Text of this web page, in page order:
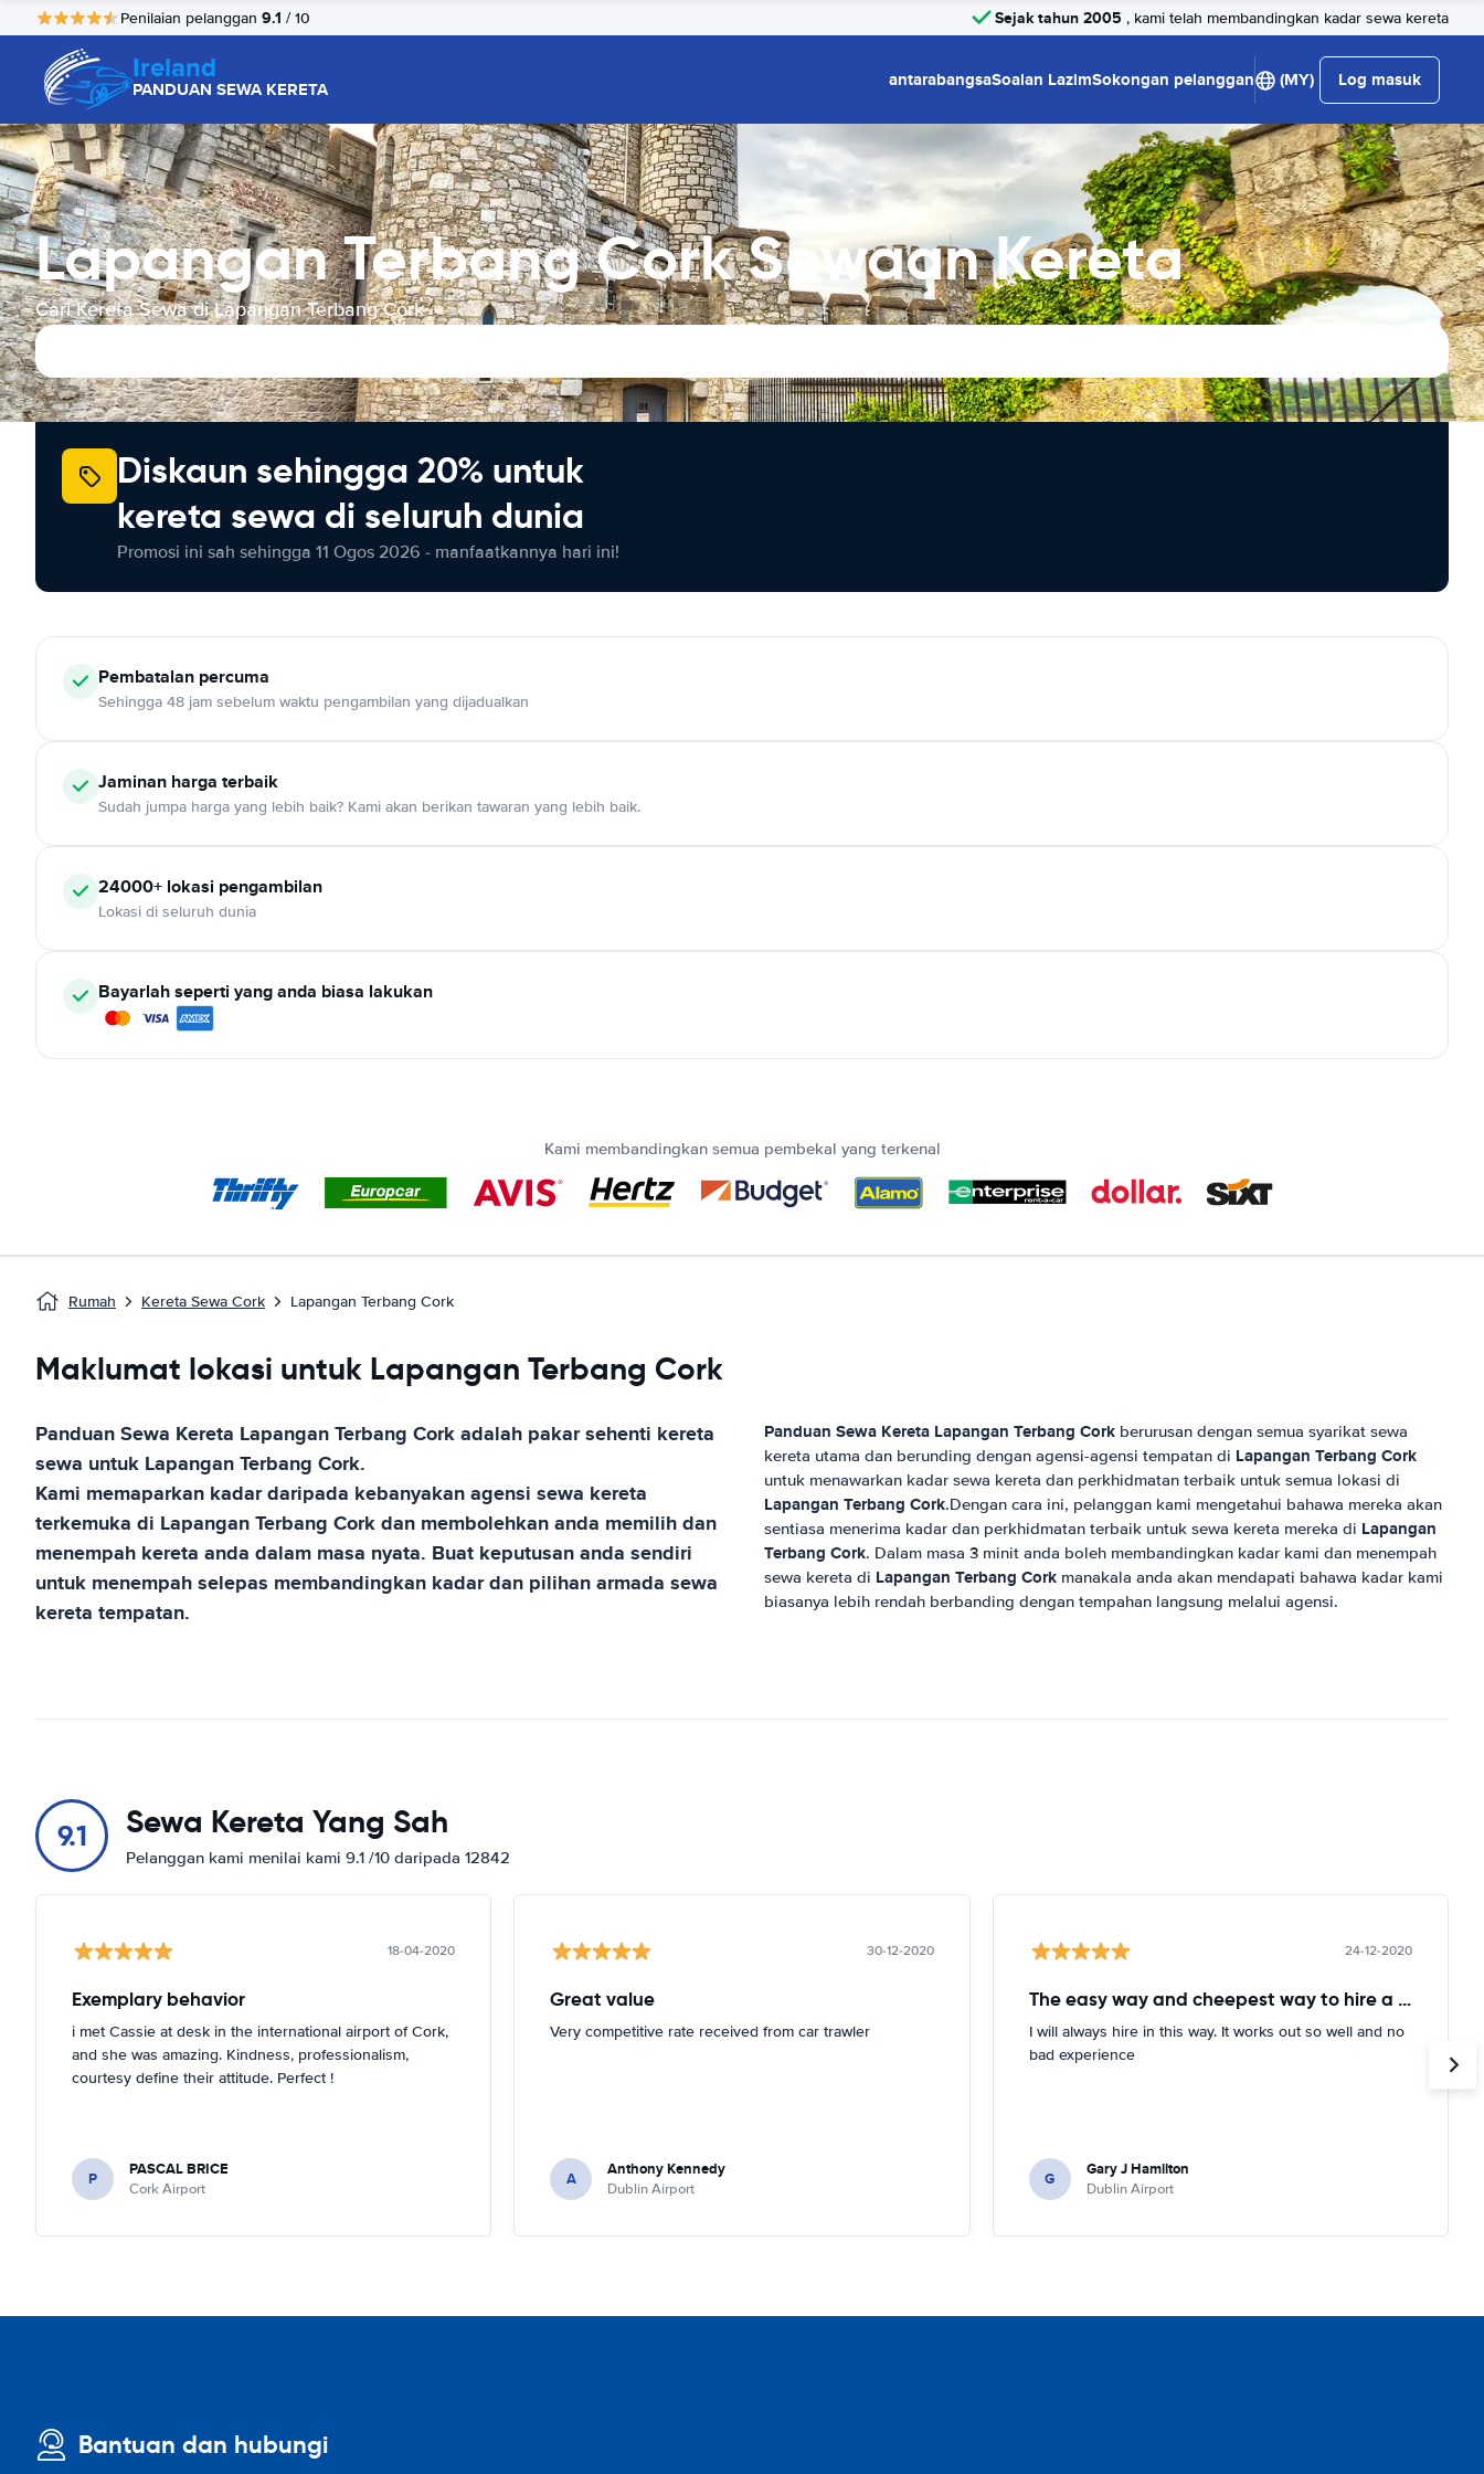
Penilaian pelanggan 9.1 / 10 Sejak tahun 2005 , kami telah membandingkan kadar sewa kereta
Ireland
PANDUAN SEWA KERETA antarabangsaSoalan LazimSokongan pelanggan (MY) Log masuk
Lapangan Terbang Cork Sewaan Kereta
Cari Kereta Sewa di Lapangan Terbang Cork
Diskaun sehingga 20% untuk
kereta sewa di seluruh dunia
Promosi ini sah sehingga 11 Ogos 2026 - manfaatkannya hari ini!
Pembatalan percuma
Sehingga 48 jam sebelum waktu pengambilan yang dijadualkan
Jaminan harga terbaik
Sudah jumpa harga yang lebih baik? Kami akan berikan tawaran yang lebih baik.
24000+ lokasi pengambilan
Lokasi di seluruh dunia
Bayarlah seperti yang anda biasa lakukan
Kami membandingkan semua pembekal yang terkenal
Rumah Kereta Sewa Cork Lapangan Terbang Cork
Maklumat lokasi untuk Lapangan Terbang Cork
Panduan Sewa Kereta Lapangan Terbang Corkadalah pakar sehenti kereta
sewa untuk Lapangan Terbang Cork.
Kami memaparkan kadar daripada kebanyakan agensi sewa kereta
terkemuka di Lapangan Terbang Corkdan membolehkan anda memilih dan
menempah kereta anda dalam masa nyata. Buat keputusan anda sendiri
untuk menempah selepas membandingkan kadar dan pilihan armada sewa
kereta tempatan.
Panduan Sewa Kereta Lapangan Terbang Cork berurusan dengan semua syarikat sewa
kereta utama dan berunding dengan agensi-agensi tempatan di Lapangan Terbang Cork
untuk menawarkan kadar sewa kereta dan perkhidmatan terbaik untuk semua lokasi di
Lapangan Terbang Cork.Dengan cara ini, pelanggan kami mengetahui bahawa mereka akan
sentiasa menerima kadar dan perkhidmatan terbaik untuk sewa kereta mereka di Lapangan
Terbang Cork. Dalam masa 3 minit anda boleh membandingkan kadar kami dan menempah
sewa kereta di Lapangan Terbang Cork manakala anda akan mendapati bahawa kadar kami
biasanya lebih rendah berbanding dengan tempahan langsung melalui agensi.
9.1 Sewa Kereta Yang Sah
Pelanggan kami menilai kami 9.1 /10 daripada 12842
18-04-2020
Exemplary behavior
i met Cassie at desk in the international airport of Cork,
and she was amazing. Kindness, professionalism,
courtesy define their attitude. Perfect !
P PASCAL BRICE
Cork Airport
30-12-2020
Great value
Very competitive rate received from car trawler
A Anthony Kennedy
Dublin Airport
24-12-2020
The easy way and cheepest way to hire a car
I will always hire in this way. It works out so well and no
bad experience
G Gary J Hamilton
Dublin Airport
Bantuan dan hubungi